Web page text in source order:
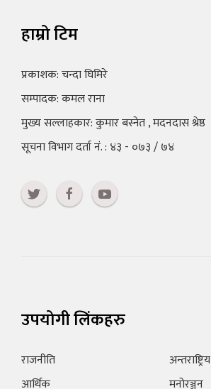
हाम्रो टिम
प्रकाशक: चन्दा घिमिरे
सम्पादक: कमल राना
मुख्य सल्लाहकार: कुमार बस्नेत , मदनदास श्रेष्ठ
सूचना विभाग दर्ता नं. : ४३ - ०७३ / ७४
उपयोगी लिंकहरु
राजनीति
आर्थिक
अन्तराष्ट्रिय
मनोरञ्जन